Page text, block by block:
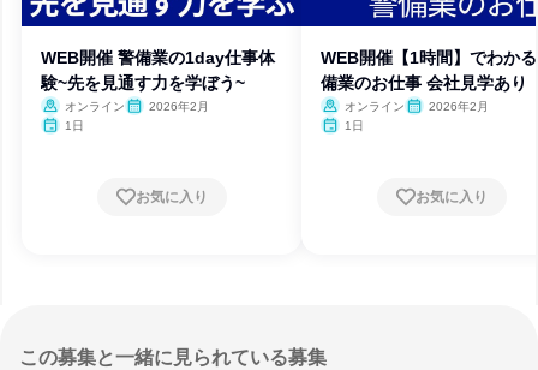
WEB開催 警備業の1day仕事体
験~先を見通す力を学ぼう~
オンライン
2026年2月
1日
お気に入り
WEB開催【1時間】でわか
備業のお仕事 会社見学あり
オンライン
2026年2月
1日
お気に入り
この募集と一緒に見られている募集